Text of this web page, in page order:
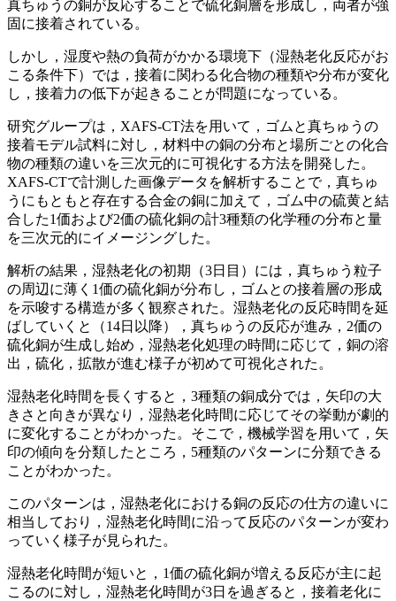
真ちゅうの銅が反応することで硫化銅層を形成し，両者が強
固に接着されている。
しかし，湿度や熱の負荷がかかる環境下（湿熱老化反応がお
こる条件下）では，接着に関わる化合物の種類や分布が変化
し，接着力の低下が起きることが問題になっている。
研究グループは，XAFS-CT法を用いて，ゴムと真ちゅうの
接着モデル試料に対し，材料中の銅の分布と場所ごとの化合
物の種類の違いを三次元的に可視化する方法を開発した。
XAFS-CTで計測した画像データを解析することで，真ちゅ
うにもともと存在する合金の銅に加えて，ゴム中の硫黄と結
合した1価および2価の硫化銅の計3種類の化学種の分布と量
を三次元的にイメージングした。
解析の結果，湿熱老化の初期（3日目）には，真ちゅう粒子
の周辺に薄く1価の硫化銅が分布し，ゴムとの接着層の形成
を示唆する構造が多く観察された。湿熱老化の反応時間を延
ばしていくと（14日以降），真ちゅうの反応が進み，2価の
硫化銅が生成し始め，湿熱老化処理の時間に応じて，銅の溶
出，硫化，拡散が進む様子が初めて可視化された。
湿熱老化時間を長くすると，3種類の銅成分では，矢印の大
きさと向きが異なり，湿熱老化時間に応じてその挙動が劇的
に変化することがわかった。そこで，機械学習を用いて，矢
印の傾向を分類したところ，5種類のパターンに分類できる
ことがわかった。
このパターンは，湿熱老化における銅の反応の仕方の違いに
相当しており，湿熱老化時間に沿って反応のパターンが変わ
っていく様子が見られた。
湿熱老化時間が短いと，1価の硫化銅が増える反応が主に起
こるのに対し，湿熱老化時間が3日を過ぎると，接着老化に